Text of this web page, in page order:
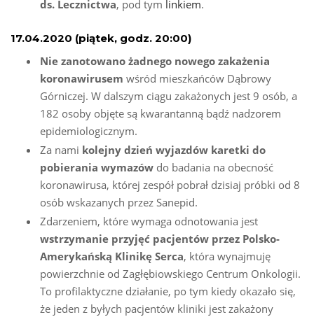
ds. Lecznictwa, pod tym linkiem.
17.04.2020 (piątek, godz. 20:00)
Nie zanotowano żadnego nowego zakażenia
koronawirusem wśród mieszkańców Dąbrowy
Górniczej. W dalszym ciągu zakażonych jest 9 osób, a
182 osoby objęte są kwarantanną bądź nadzorem
epidemiologicznym.
Za nami kolejny dzień wyjazdów karetki do
pobierania wymazów do badania na obecność
koronawirusa, której zespół pobrał dzisiaj próbki od 8
osób wskazanych przez Sanepid.
Zdarzeniem, które wymaga odnotowania jest
wstrzymanie przyjęć pacjentów przez Polsko-
Amerykańską Klinikę Serca, która wynajmuję
powierzchnie od Zagłębiowskiego Centrum Onkologii.
To profilaktyczne działanie, po tym kiedy okazało się,
że jeden z byłych pacjentów kliniki jest zakażony